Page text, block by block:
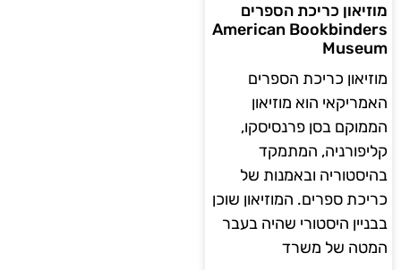
מוזיאון כריכת הספרים
American Bookbinders
Museum
מוזיאון כריכת הספרים
האמריקאי הוא מוזיאון
הממוקם בסן פרנסיסקו,
קליפורניה, המתמקד
בהיסטוריה ובאמנות של
כריכת ספרים. המוזיאון שוכן
בבניין היסטורי שהיה בעבר
המטה של ​​משרד